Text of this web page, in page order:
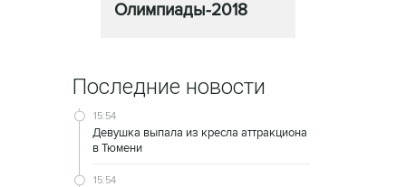
Олимпиады-2018
Последние новости
15:54
Девушка выпала из кресла аттракциона
в Тюмени
15:54